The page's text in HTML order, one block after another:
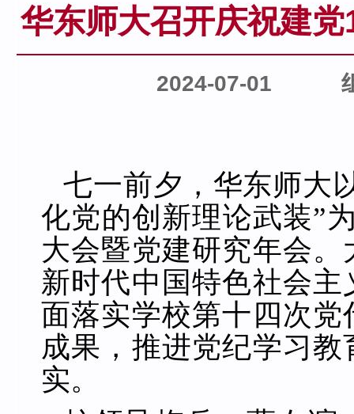
华东师大召开庆祝建
2024-07-01
七一前夕，华东师大
化党的创新理论武装”
大会暨党建研究年会
新时代中国特色社会
面落实学校第十四次
成果，推进党纪学习
实。